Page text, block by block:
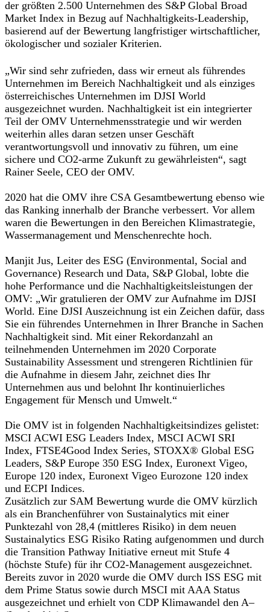
der größten 2.500 Unternehmen des S&P Global Broad
Market Index in Bezug auf Nachhaltigkeits-Leadership,
basierend auf der Bewertung langfristiger wirtschaftlicher,
ökologischer und sozialer Kriterien.
„Wir sind sehr zufrieden, dass wir erneut als führendes
Unternehmen im Bereich Nachhaltigkeit und als einziges
österreichisches Unternehmen im DJSI World
ausgezeichnet wurden. Nachhaltigkeit ist ein integrierter
Teil der OMV Unternehmensstrategie und wir werden
weiterhin alles daran setzen unser Geschäft
verantwortungsvoll und innovativ zu führen, um eine
sichere und CO2-arme Zukunft zu gewährleisten“, sagt
Rainer Seele, CEO der OMV.
2020 hat die OMV ihre CSA Gesamtbewertung ebenso wie
das Ranking innerhalb der Branche verbessert. Vor allem
waren die Bewertungen in den Bereichen Klimastrategie,
Wassermanagement und Menschenrechte hoch.
Manjit Jus, Leiter des ESG (Environmental, Social and
Governance) Research und Data, S&P Global, lobte die
hohe Performance und die Nachhaltigkeitsleistungen der
OMV: „Wir gratulieren der OMV zur Aufnahme im DJSI
World. Eine DJSI Auszeichnung ist ein Zeichen dafür, dass
Sie ein führendes Unternehmen in Ihrer Branche in Sachen
Nachhaltigkeit sind. Mit einer Rekordanzahl an
teilnehmenden Unternehmen im 2020 Corporate
Sustainability Assessment und strengeren Richtlinien für
die Aufnahme in diesem Jahr, zeichnet dies Ihr
Unternehmen aus und belohnt Ihr kontinuierliches
Engagement für Mensch und Umwelt.“
Die OMV ist in folgenden Nachhaltigkeitsindizes gelistet:
MSCI ACWI ESG Leaders Index, MSCI ACWI SRI
Index, FTSE4Good Index Series, STOXX® Global ESG
Leaders, S&P Europe 350 ESG Index, Euronext Vigeo,
Europe 120 index, Euronext Vigeo Eurozone 120 index
und ECPI Indices.
Zusätzlich zur SAM Bewertung wurde die OMV kürzlich
als ein Branchenführer von Sustainalytics mit einer
Punktezahl von 28,4 (mittleres Risiko) in dem neuen
Sustainalytics ESG Risiko Rating aufgenommen und durch
die Transition Pathway Initiative erneut mit Stufe 4
(höchste Stufe) für ihr CO2-Management ausgezeichnet.
Bereits zuvor in 2020 wurde die OMV durch ISS ESG mit
dem Prime Status sowie durch MSCI mit AAA Status
ausgezeichnet und erhielt von CDP Klimawandel den A–